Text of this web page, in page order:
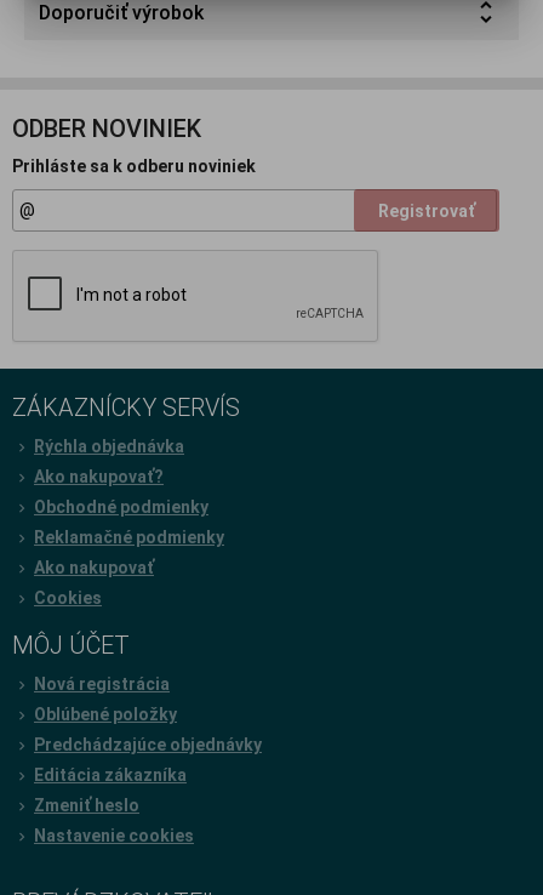
Doporučiť výrobok
ODBER NOVINIEK
Prihláste sa k odberu noviniek
Registrovať
ZÁKAZNÍCKY SERVÍS
Rýchla objednávka
Ako nakupovať?
Obchodné podmienky
Reklamačné podmienky
Ako nakupovať
Cookies
MÔJ ÚČET
Nová registrácia
Oblúbené položky
Predchádzajúce objednávky
Editácia zákazníka
Zmeniť heslo
Nastavenie cookies